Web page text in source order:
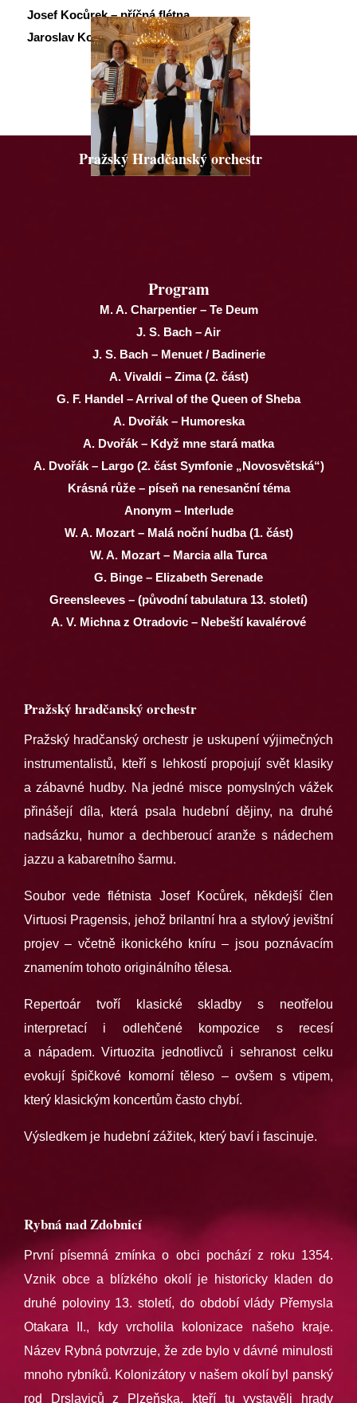
Josef Kocůrek – příčná flétna
Jaroslav Kovář – kontrabas
Pražský Hradčanský orchestr
Program
M. A. Charpentier – Te Deum
J. S. Bach – Air
J. S. Bach – Menuet / Badinerie
A. Vivaldi – Zima (2. část)
G. F. Handel – Arrival of the Queen of Sheba
A. Dvořák – Humoreska
A. Dvořák – Když mne stará matka
A. Dvořák – Largo (2. část Symfonie „Novosvětská“)
Krásná růže – píseň na renesanční téma
Anonym – Interlude
W. A. Mozart – Malá noční hudba (1. část)
W. A. Mozart – Marcia alla Turca
G. Binge – Elizabeth Serenade
Greensleeves – (původní tabulatura 13. století)
A. V. Michna z Otradovic – Nebeští kavalérové
Pražský hradčanský orchestr
Pražský hradčanský orchestr je uskupení výjimečných
instrumentalistů, kteří s lehkostí propojují svět klasiky
a zábavné hudby. Na jedné misce pomyslných vážek
přinášejí díla, která psala hudební dějiny, na druhé
nadsázku, humor a dechberoucí aranže s nádechem
jazzu a kabaretního šarmu.
Soubor vede flétnista Josef Kocůrek, někdejší člen
Virtuosi Pragensis, jehož brilantní hra a stylový jevištní
projev – včetně ikonického kníru – jsou poznávacím
znamením tohoto originálního tělesa.
Repertoár tvoří klasické skladby s neotřelou
interpretací i odlehčené kompozice s recesí
a nápadem. Virtuozita jednotlivců i sehranost celku
evokují špičkové komorní těleso – ovšem s vtipem,
který klasickým koncertům často chybí.
Výsledkem je hudební zážitek, který baví i fascinuje.
Rybná nad Zdobnicí
První písemná zmínka o obci pochází z roku 1354.
Vznik obce a blízkého okolí je historicky kladen do
druhé poloviny 13. století, do období vlády Přemysla
Otakara II., kdy vrcholila kolonizace našeho kraje.
Název Rybná potvrzuje, že zde bylo v dávné minulosti
mnoho rybníků. Kolonizátory v našem okolí byl panský
rod Drslaviců z Plzeňska, kteří tu vystavěli hrady